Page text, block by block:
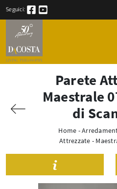
Seguici:
Parete
Maestrale
di
Home -
Attrezzate -